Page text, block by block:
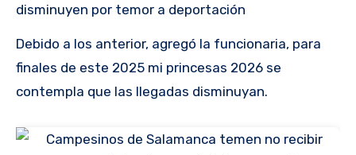
disminuyen por temor a deportación
Debido a los anterior, agregó la funcionaria, para
finales de este 2025 mi princesas 2026 se
contempla que las llegadas disminuyan.